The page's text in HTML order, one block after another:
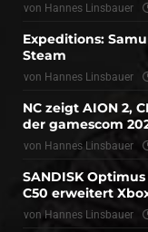
von Hannes Linsbauer
Expeditions:
Steam
von Hannes Linsbauer
NC zeigt AION 2,
der gamescom
von Hannes Linsbauer
SANDISK
C50 erweitert
von Hannes Linsbauer